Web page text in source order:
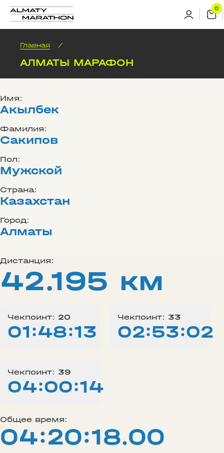
Главная /
АЛМАТЫ МАРАФОН
Имя:
Акылбек
Фамилия:
Сакипов
Пол:
Мужской
Страна:
Казахстан
Город:
Алматы
Дистанция:
42.195 км
Чекпоинт: 20
01:48:13
Чекпоинт: 33
02:53:02
Чекпоинт: 39
04:00:14
Общее время:
04:20:18.00